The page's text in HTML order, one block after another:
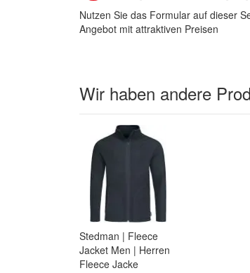
Nutzen Sie das Formular auf dieser
Angebot mit attraktiven Preisen
Wir haben andere
Stedman | Fleece
Jacket Men | Herren
Fleece Jacke